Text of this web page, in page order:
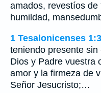
amados, revestíos
humildad,
1 Tesalonicenses
teniendo presente
Dios y Padre vuestra
amor y la firmeza de
Señor Jesucristo;…